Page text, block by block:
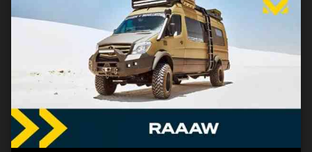
MEHR OPTIONEN